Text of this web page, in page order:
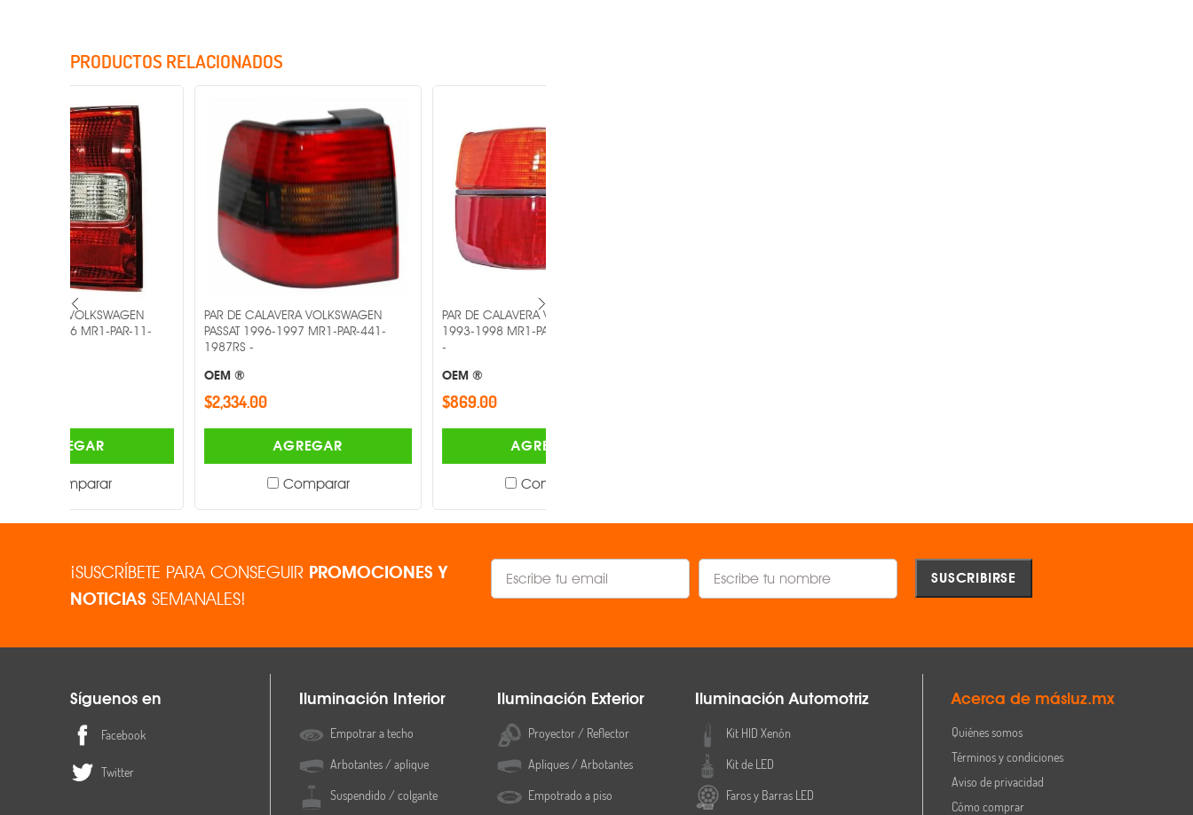
Incluye Cristales
PRODUCTOS RELACIONADOS
PAR DE CALAVERA VOLKSWAGEN
PASSAT 1996-1997 MR1-PAR-441-
PAR DE CALAVERA VOLKSWAGEN JETTA
1993-1998 MR1-PAR-11-74980015B3
¡SUSCRÍBETE PARA CONSEGUIR PROMOCIONES Y
NOTICIAS SEMANALES!
Síguenos en
Facebook
Twitter
Iluminación Interior
Empotrar a techo
Arbotantes / aplique
Suspendido / colgante
Iluminación Exterior
Proyector / Reflector
Apliques / Arbotantes
Empotrado a piso
Iluminación Automotriz
Kit HID Xenón
Kit de LED
Faros y Barras LED
Acerca de másluz.mx
Quiénes somos
Términos y condiciones
Aviso de privacidad
Cómo comprar